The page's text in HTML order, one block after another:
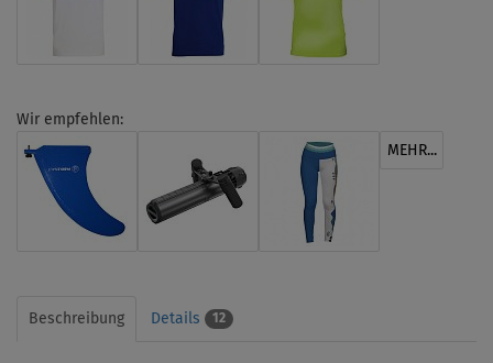
Wir empfehlen:
MEHR...
Beschreibung Details 12